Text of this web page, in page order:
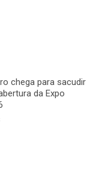
chega para sacudir
da Expo